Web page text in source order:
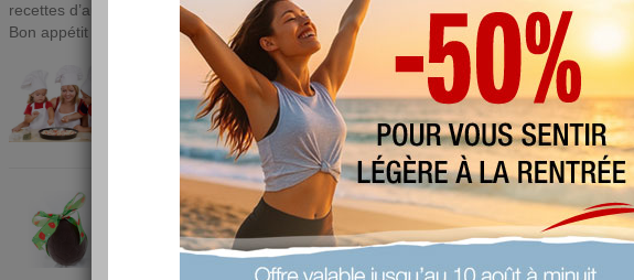
recettes d’aujourdhui.com, vous allez vous régaler tout en prenant soin de votre ligne.
Bon appétit !
DIAPORAMA
Cuisiner avec les enfants : 10 conseils pratiques
Cuisiner avec les enfants, cela ne s’improvis ...Lire
ARTICLE
Faire ses œufs en chocolat à la maison
Pas de fête de Pâques sans œufs en chocolat ! ...Lire